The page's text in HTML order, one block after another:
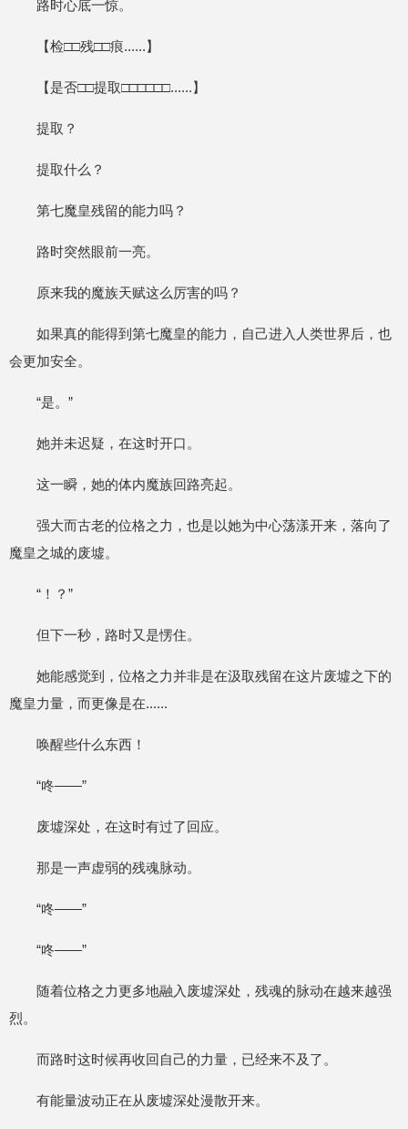
路时心底一惊。
【检□□残□□痕......】
【是否□□提取□□□□□□......】
提取？
提取什么？
第七魔皇残留的能力吗？
路时突然眼前一亮。
原来我的魔族天赋这么厉害的吗？
如果真的能得到第七魔皇的能力，自己进入人类世界后，也
会更加安全。
“是。”
她并未迟疑，在这时开口。
这一瞬，她的体内魔族回路亮起。
强大而古老的位格之力，也是以她为中心荡漾开来，落向了
魔皇之城的废墟。
“！？”
但下一秒，路时又是愣住。
她能感觉到，位格之力并非是在汲取残留在这片废墟之下的
魔皇力量，而更像是在......
唤醒些什么东西！
“咚——”
废墟深处，在这时有过了回应。
那是一声虚弱的残魂脉动。
“咚——”
“咚——”
随着位格之力更多地融入废墟深处，残魂的脉动在越来越强
烈。
而路时这时候再收回自己的力量，已经来不及了。
有能量波动正在从废墟深处漫散开来。